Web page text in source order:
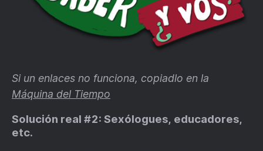
Si un enlaces no funciona, copiadlo en la
Máquina del Tiempo
Solución real #2: Sexólogues, educadores,
etc.